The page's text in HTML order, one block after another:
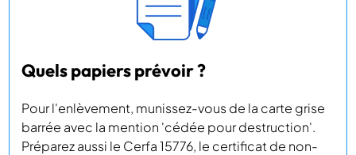
Quels papiers prévoir ?
Pour l'enlèvement, munissez-vous de la carte grise
barrée avec la mention 'cédée pour destruction'.
Préparez aussi le Cerfa 15776, le certificat de non-